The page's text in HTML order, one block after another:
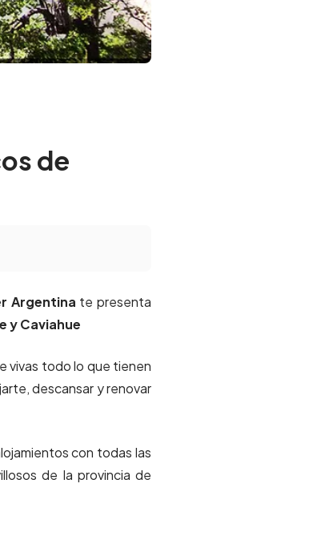
de
Argentina te presenta
y Caviahue
vivas todo lo que tienen
descansar y renovar
con todas las
de la provincia de